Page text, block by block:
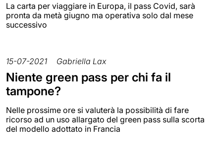
La carta per viaggiare in Europa, il pass Covid, sarà
pronta da metà giugno ma operativa solo dal mese
successivo
15-07-2021 Gabriella Lax
Niente green pass per chi fa il
tampone?
Nelle prossime ore si valuterà la possibilità di fare
ricorso ad un uso allargato del green pass sulla scorta
del modello adottato in Francia